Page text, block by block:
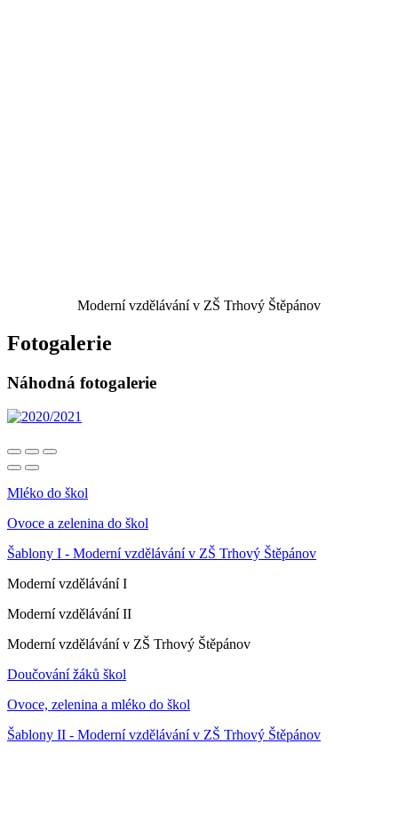
Moderní vzdělávání v ZŠ Trhový Štěpánov
Fotogalerie
Náhodná fotogalerie
Mléko do škol
Ovoce a zelenina do škol
Šablony I - Moderní vzdělávání v ZŠ Trhový Štěpánov
Moderní vzdělávání I
Moderní vzdělávání II
Moderní vzdělávání v ZŠ Trhový Štěpánov
Doučování žáků škol
Ovoce, zelenina a mléko do škol
Šablony II - Moderní vzdělávání v ZŠ Trhový Štěpánov